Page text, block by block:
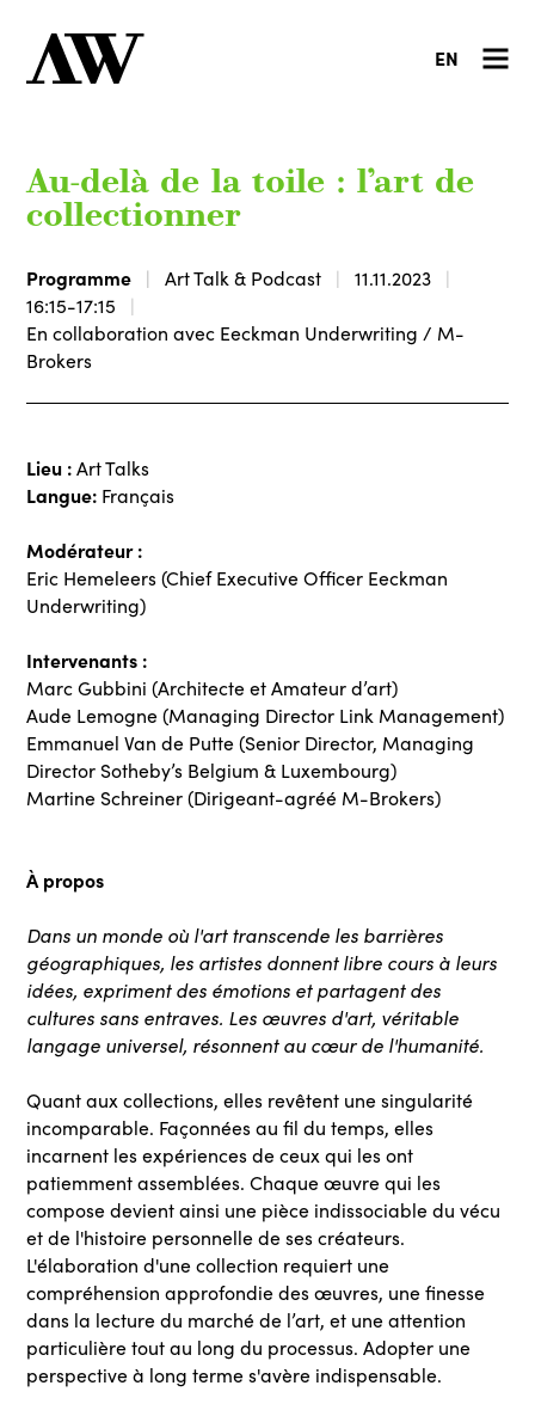
EN
Au-delà de la toile : l’art de
collectionner
Programme Art Talk & Podcast
11.11.2023
16:15-17:15
En collaboration avec Eeckman Underwriting / M-
Brokers
Lieu :Art Talks
Langue: Français
Modérateur :
Eric Hemeleers (Chief Executive Officer Eeckman
Underwriting)
Intervenants :
Marc Gubbini (Architecte et Amateur d’art)
Aude Lemogne (Managing Director Link Management)
Emmanuel Van de Putte (Senior Director, Managing
Director Sotheby’s Belgium & Luxembourg)
Martine Schreiner (Dirigeant-agréé M-Brokers)
À propos
Dans un monde où l'art transcende les barrières
géographiques, les artistes donnent libre cours à leurs
idées, expriment des émotions et partagent des
cultures sans entraves. Les œuvres d'art, véritable
langage universel, résonnent au cœur de l'humanité.
Quant aux collections, elles revêtent une singularité
incomparable. Façonnées au fil du temps, elles
incarnent les expériences de ceux qui les ont
patiemment assemblées. Chaque œuvre qui les
compose devient ainsi une pièce indissociable du vécu
et de l'histoire personnelle de ses créateurs.
L'élaboration d'une collection requiert une
compréhension approfondie des œuvres, une finesse
dans la lecture du marché de l’art, et une attention
particulière tout au long du processus. Adopter une
perspective à long terme s'avère indispensable.